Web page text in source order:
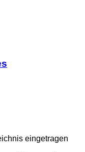
eingetragen